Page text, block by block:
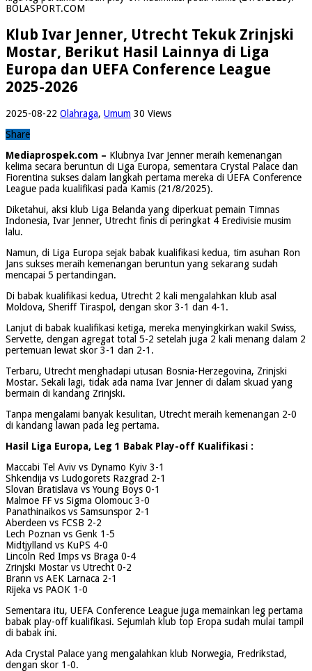
BOLASPORT.COM
Klub Ivar Jenner, Utrecht Tekuk Zrinjski
Mostar, Berikut Hasil Lainnya di Liga
Europa dan UEFA Conference League
2025-2026
2025-08-22 Olahraga, Umum 30 Views
Share
Mediaprospek.com – Klubnya Ivar Jenner meraih kemenangan
kelima secara beruntun di Liga Europa, sementara Crystal Palace dan
Fiorentina sukses dalam langkah pertama mereka di UEFA Conference
League pada kualifikasi pada Kamis (21/8/2025).
Diketahui, aksi klub Liga Belanda yang diperkuat pemain Timnas
Indonesia, Ivar Jenner, Utrecht finis di peringkat 4 Eredivisie musim
lalu.
Namun, di Liga Europa sejak babak kualifikasi kedua, tim asuhan Ron
Jans sukses meraih kemenangan beruntun yang sekarang sudah
mencapai 5 pertandingan.
Di babak kualifikasi kedua, Utrecht 2 kali mengalahkan klub asal
Moldova, Sheriff Tiraspol, dengan skor 3-1 dan 4-1.
Lanjut di babak kualifikasi ketiga, mereka menyingkirkan wakil Swiss,
Servette, dengan agregat total 5-2 setelah juga 2 kali menang dalam 2
pertemuan lewat skor 3-1 dan 2-1.
Terbaru, Utrecht menghadapi utusan Bosnia-Herzegovina, Zrinjski
Mostar. Sekali lagi, tidak ada nama Ivar Jenner di dalam skuad yang
bermain di kandang Zrinjski.
Tanpa mengalami banyak kesulitan, Utrecht meraih kemenangan 2-0
di kandang lawan pada leg pertama.
Hasil Liga Europa, Leg 1 Babak Play-off Kualifikasi :
Maccabi Tel Aviv vs Dynamo Kyiv 3-1
Shkendija vs Ludogorets Razgrad 2-1
Slovan Bratislava vs Young Boys 0-1
Malmoe FF vs Sigma Olomouc 3-0
Panathinaikos vs Samsunspor 2-1
Aberdeen vs FCSB 2-2
Lech Poznan vs Genk 1-5
Midtjylland vs KuPS 4-0
Lincoln Red Imps vs Braga 0-4
Zrinjski Mostar vs Utrecht 0-2
Brann vs AEK Larnaca 2-1
Rijeka vs PAOK 1-0
Sementara itu, UEFA Conference League juga memainkan leg pertama
babak play-off kualifikasi. Sejumlah klub top Eropa sudah mulai tampil
di babak ini.
Ada Crystal Palace yang mengalahkan klub Norwegia, Fredrikstad,
dengan skor 1-0.